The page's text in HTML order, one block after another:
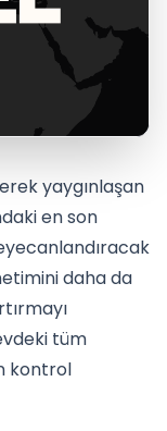
yaygınlaşan
en son
daha da
tüm
kontrol